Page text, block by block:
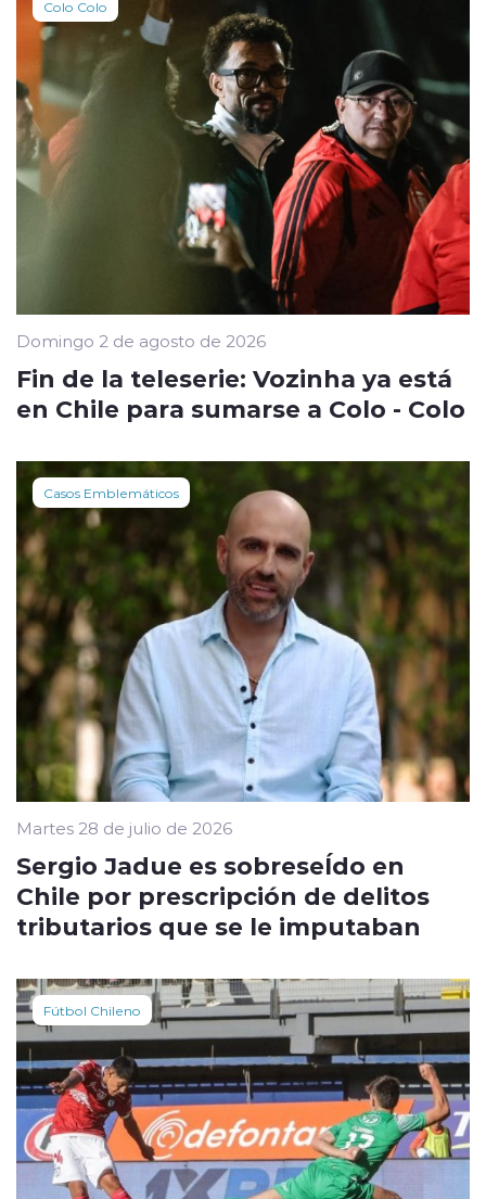
Colo Colo
Domingo 2 de agosto de 2026
Fin de la teleserie: Vozinha ya está
en Chile para sumarse a Colo - Colo
Casos Emblemáticos
Martes 28 de julio de 2026
Sergio Jadue es sobreseÍdo en
Chile por prescripción de delitos
tributarios que se le imputaban
Fútbol Chileno